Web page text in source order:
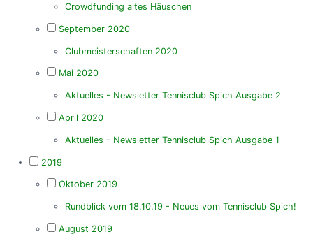
Crowdfunding altes Häuschen
September 2020
Clubmeisterschaften 2020
Mai 2020
Aktuelles - Newsletter Tennisclub Spich Ausgabe 2
April 2020
Aktuelles - Newsletter Tennisclub Spich Ausgabe 1
2019
Oktober 2019
Rundblick vom 18.10.19 - Neues vom Tennisclub Spich!
August 2019